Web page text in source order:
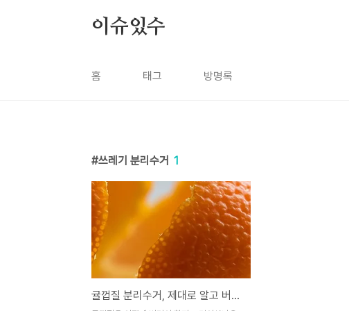
이슈있수
홈 태그 방명록
쓰레기 분리수거 1
귤껍질 분리수거, 제대로 알고 버리세요! 🍊